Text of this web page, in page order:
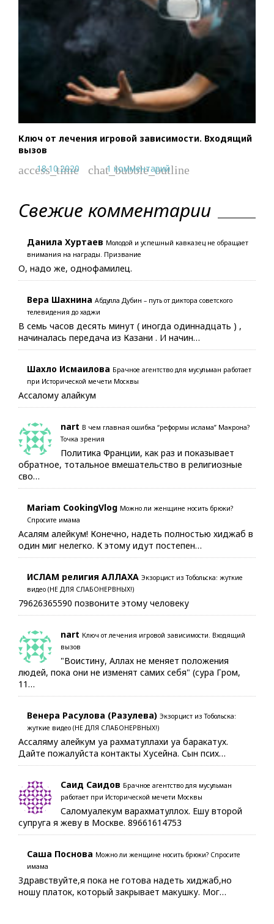
Ключ от лечения игровой зависимости. Входящий
вызов
access_time
18.10.2020 chat_bubble_outline
1 комментарий
Свежие комментарии
Данила Хуртаев Молодой и успешный кавказец не обращает
внимания на награды. Призвание
О, надо же, однофамилец.
Вера Шахнина Абдулла Дубин – путь от диктора советского
телевидения до хаджи
В семь часов десять минут ( иногда одиннадцать ) ,
начиналась передача из Казани . И начин…
Шахло Исмаилова Брачное агентство для мусульман работает
при Исторической мечети Москвы
Ассалому алайкум
nart В чем главная ошибка “реформы ислама” Макрона?
Точка зрения
Политика Франции, как раз и показывает
обратное, тотальное вмешательство в религиозные
сво…
Mariam CookingVlog Можно ли женщине носить брюки?
Спросите имама
Асалям алейкум! Конечно, надеть полностью хиджаб в
один миг нелегко. К этому идут постепен…
ИСЛАМ религия АЛЛАХА Экзорцист из Тобольска: жуткие
видео (НЕ ДЛЯ СЛАБОНЕРВНЫХ!)
79626365590 позвоните этому человеку
nart Ключ от лечения игровой зависимости. Входящий
вызов
"Воистину, Аллах не меняет положения
людей, пока они не изменят самих себя" (сура Гром,
11…
Венера Расулова (Разулева) Экзорцист из Тобольска:
жуткие видео (НЕ ДЛЯ СЛАБОНЕРВНЫХ!)
Ассаляму алейкум уа рахматуллахи уа баракатух.
Дайте пожалуйста контакты Хусейна. Сын псих…
Саид Саидов Брачное агентство для мусульман
работает при Исторической мечети Москвы
Саломуалекум варахматуллох. Ешу второй
супруга я жеву в Москве. 89661614753
Саша Поснова Можно ли женщине носить брюки? Спросите
имама
Здравствуйте,я пока не готова надеть хиджаб,но
ношу платок, который закрывает макушку. Мог…